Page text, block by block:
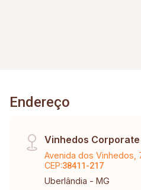
Endereço
Vinhedos Corporate
Avenida dos Vinhedos,
CEP:38411-217
Uberlândia - MG